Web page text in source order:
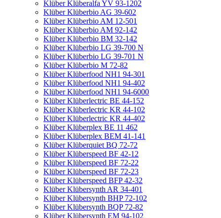
Klüber Klüberalfa YV 93-1202
Klüber Klüberbio AG 39-602
Klüber Klüberbio AM 12-501
Klüber Klüberbio AM 92-142
Klüber Klüberbio BM 32-142
Klüber Klüberbio LG 39-700 N
Klüber Klüberbio LG 39-701 N
Klüber Klüberbio M 72-82
Klüber Klüberfood NH1 94-301
Klüber Klüberfood NH1 94-402
Klüber Klüberfood NH1 94-6000
Klüber Klüberlectric BE 44-152
Klüber Klüberlectric KR 44-102
Klüber Klüberlectric KR 44-402
Klüber Klüberplex BE 11 462
Klüber Klüberplex BEM 41-141
Klüber Klüberquiet BQ 72-72
Klüber Klüberspeed BF 42-12
Klüber Klüberspeed BF 72-22
Klüber Klüberspeed BF 72-23
Klüber Klüberspeed BFP 42-32
Klüber Klübersynth AR 34-401
Klüber Klübersynth BHP 72-102
Klüber Klübersynth BQP 72-82
Klüber Klübersynth EM 94-102